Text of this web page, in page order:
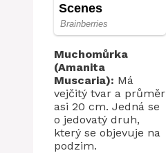
Muchomůrka
(Amanita
Muscaria): Má
vejčitý tvar a průměr
asi 20 cm. Jedná se
o jedovatý druh,
který se objevuje na
podzim.